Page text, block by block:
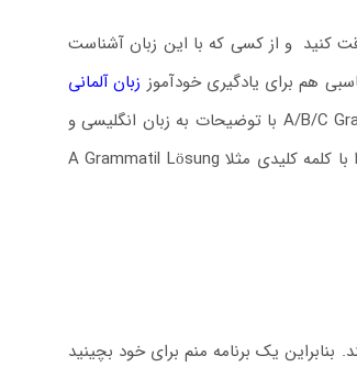
کنید و از کسی که با این زبان آشناست
هم برای یادگیری خودآموز زبان آلمانی
کتاب های A/B/C Grammatik با توضیحات به زبان انگلیسی و
تمرین های زیاد و متنوع کتاب های بسیار کاربردی و مناسبی برای این کار میباشند. پاسخنامه های آنها را با کلمه کلیدی مثلا A Grammatil Lösung
یک برنامه منم برای خود بچینید